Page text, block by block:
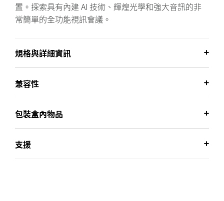
置。探索具有內建 AI 技術、輝煌光學和強大音訊的非
常簡單的全功能視訊會議。
規格與詳細資訊
兼容性
包裝盒內物品
支援